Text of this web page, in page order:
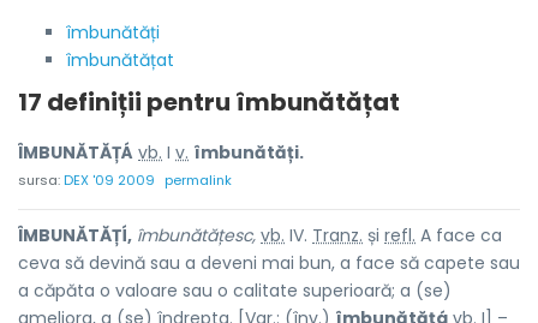
îmbunătăți
îmbunătățat
17 definiții pentru îmbunătățat
ÎMBUNĂTĂȚÁ vb. I v. îmbunătăți.
sursa:DEX '09 2009 permalink
ÎMBUNĂTĂȚÍ, îmbunătățesc, vb. IV. Tranz. și refl. A face ca
ceva să devină sau a deveni mai bun, a face să capete sau
a căpăta o valoare sau o calitate superioară; a (se)
ameliora, a (se) îndrepta. [ Var.: (înv.) îmbunătățá vb. I] –